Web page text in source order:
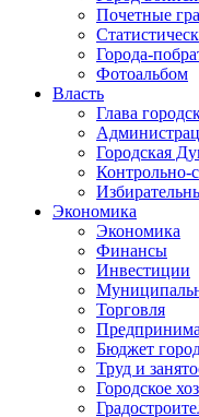
Почетные
Города-
Фотоальбом
Власть
Глава
Городская
Контрольно-
Экономика
Экономика
Финансы
Инвестиции
Торговля
Бюджет
Труд и
Городское